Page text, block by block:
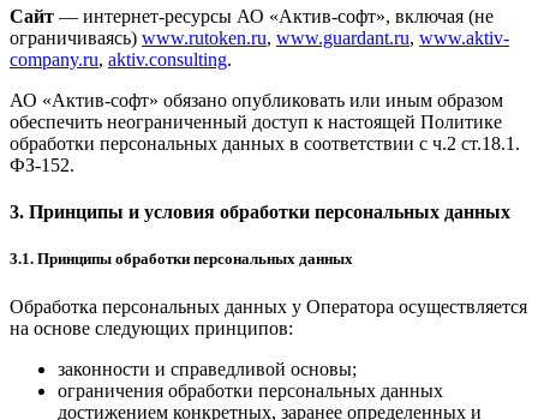
Сайт — интернет-ресурсы АО «Актив-софт», включая (не
ограничиваясь) www.rutoken.ru, www.guardant.ru, www.aktiv-
company.ru, aktiv.consulting.
АО «Актив-софт» обязано опубликовать или иным образом
обеспечить неограниченный доступ к настоящей Политике
обработки персональных данных в соответствии с ч.2 ст.18.1.
ФЗ-152.
3. Принципы и условия обработки персональных данных
3.1. Принципы обработки персональных данных
Обработка персональных данных у Оператора осуществляется
на основе следующих принципов:
законности и справедливой основы;
ограничения обработки персональных данных
достижением конкретных, заранее определенных и